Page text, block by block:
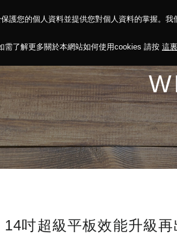
護您的個人資料並提供您對個人資料的掌握。我
了解更多關於本網站如何使用cookies 請按 這裏
神基投控 解決方案 永續報
吋超級平板效能升級再